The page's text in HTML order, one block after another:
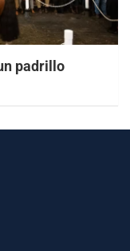
padrillo